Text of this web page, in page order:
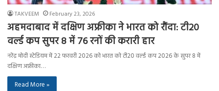
TAKVEEM February 23, 2026
अहमदाबाद में दक्षिण अफ्रीका ने भारत को रौंदा: टी20
वर्ल्ड कप सुपर 8 में 76 रनों की करारी हार
नरेंद्र मोदी स्टेडियम में 22 फरवरी 2026 को भारत को टी20 वर्ल्ड कप 2026 के सुपर 8 में
दक्षिण अफ्रीका…
Read More »